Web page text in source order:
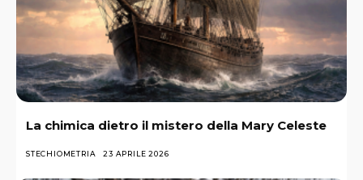
La chimica dietro il mistero della Mary Celeste
STECHIOMETRIA 23 APRILE 2026